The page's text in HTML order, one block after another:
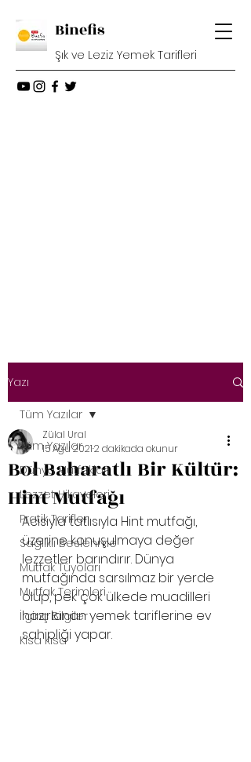
Binefis
Şık ve Leziz Yemek Tarifleri
Yazı
Tüm Yazılar
Dünya Mutfakları
Lezzet Hikayeleri
Pratik Tarifler
Sağlıklı Beslenme
Mutfak Tüyoları
Mutfak Terimleri
İlginç Bilgiler
Kısa Kısa
Tüm Yazılar
Bol Baharatlı Bir Kültür:
Hint Mutfağı
Zülal Ural
15 Ağu 20212 dakikada okunur
Acısıyla tatlısıyla Hint mutfağı,
üzerine konuşulmaya değer
lezzetler barındırır. Dünya
mutfağında sarsılmaz bir yerde
olup, pek çok ülkede muadilleri
hazırlanan yemek tariflerine ev
sahipliği yapar.